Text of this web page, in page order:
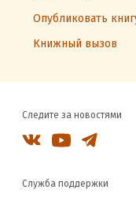
Опубликовать
Книжный вызов
Следите за новостями
Служба поддержки